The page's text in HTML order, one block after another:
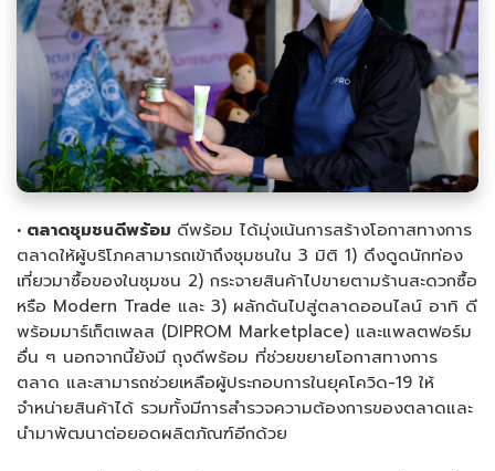
• ตลาดชุมชนดีพร้อม ดีพร้อม ได้มุ่งเน้นการสร้างโอกาสทางการ
ตลาดให้ผู้บริโภคสามารถเข้าถึงชุมชนใน 3 มิติ 1) ดึงดูดนักท่อง
เที่ยวมาซื้อของในชุมชน 2) กระจายสินค้าไปขายตามร้านสะดวกซื้อ
หรือ Modern Trade และ 3) ผลักดันไปสู่ตลาดออนไลน์ อาทิ ดี
พร้อมมาร์เก็ตเพลส (DIPROM Marketplace) และแพลตฟอร์ม
อื่น ๆ นอกจากนี้ยังมี ถุงดีพร้อม ที่ช่วยขยายโอกาสทางการ
ตลาด และสามารถช่วยเหลือผู้ประกอบการในยุคโควิด-19 ให้
จำหน่ายสินค้าได้ รวมทั้งมีการสำรวจความต้องการของตลาดและ
นำมาพัฒนาต่อยอดผลิตภัณฑ์อีกด้วย